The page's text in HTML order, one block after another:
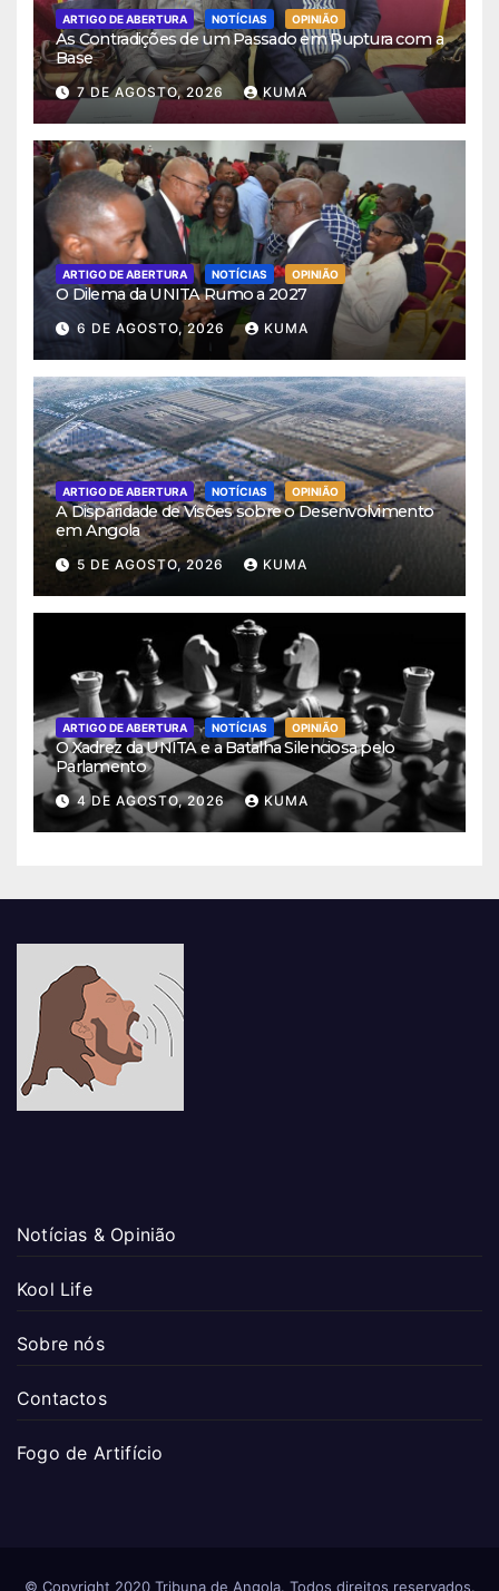
ARTIGO DE ABERTURA NOTÍCIAS OPINIÃO
As Contradições de um Passado em Ruptura com a
Base
7 DE AGOSTO, 2026 KUMA
ARTIGO DE ABERTURA NOTÍCIAS OPINIÃO
O Dilema da UNITA Rumo a 2027
6 DE AGOSTO, 2026 KUMA
ARTIGO DE ABERTURA NOTÍCIAS OPINIÃO
A Disparidade de Visões sobre o Desenvolvimento
em Angola
5 DE AGOSTO, 2026 KUMA
ARTIGO DE ABERTURA NOTÍCIAS OPINIÃO
O Xadrez da UNITA e a Batalha Silenciosa pelo
Parlamento
4 DE AGOSTO, 2026 KUMA
Notícias & Opinião
Kool Life
Sobre nós
Contactos
Fogo de Artifício
© Copyright 2020 Tribuna de Angola. Todos direitos reservados.